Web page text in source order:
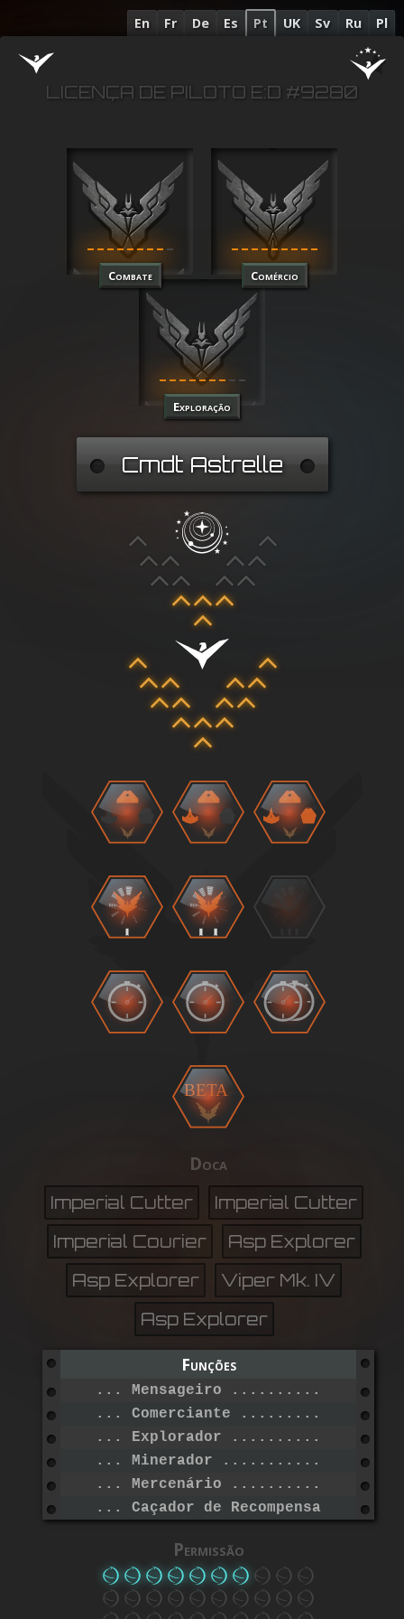
En Fr De Es Pt UK Sv Ru Pl
LICENÇA DE PILOTO E:D #9280
Combate Comércio
Exploração
Cmdt Astrelle
BETA
Doca
Imperial Cutter
Imperial Cutter
Imperial Courier
Asp Explorer
Asp Explorer
Viper Mk. IV
Asp Explorer
Funções
... Mensageiro
... Comerciante
... Explorador
... Minerador
... Mercenário
... Caçador de Recompensas
Permissão